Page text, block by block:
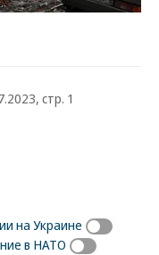
стр. 1
на Украине
в НАТО